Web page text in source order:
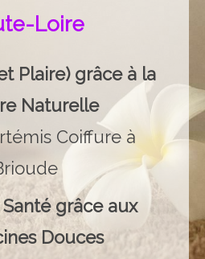
Loire
Plaire) grâce à la
Naturelle
Coiffure à
grâce aux
Douces